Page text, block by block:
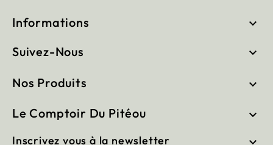
Informations 
Suivez-Nous 
Nos Produits 
Le Comptoir Du Pitéou 
Inscrivez vous à la newsletter